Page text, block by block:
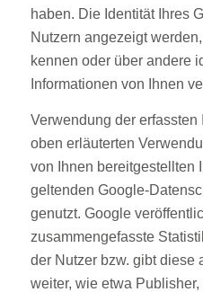
haben. Die Identität Ihres
Nutzern angezeigt
kennen oder über andere
Informationen von Ihnen
Verwendung der
oben erläuterten
von Ihnen bereitgestellten
geltenden Google-
genutzt. Google
zusammengefasste
der Nutzer bzw. gibt diese
weiter, wie etwa